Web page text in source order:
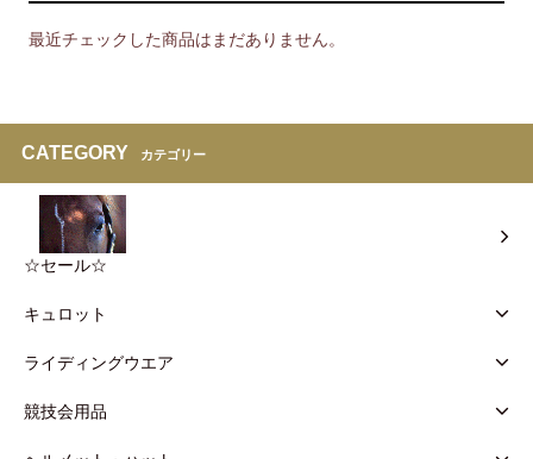
最近チェックした商品はまだありません。
CATEGORY カテゴリー
☆セール☆
キュロット
ライディングウエア
競技会用品